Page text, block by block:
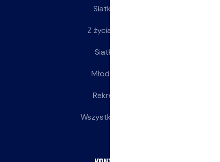
Siatkarze
Z życia klubu
Siatkarki
Młodziczki
Rekreacja
Wszystkie wpisy